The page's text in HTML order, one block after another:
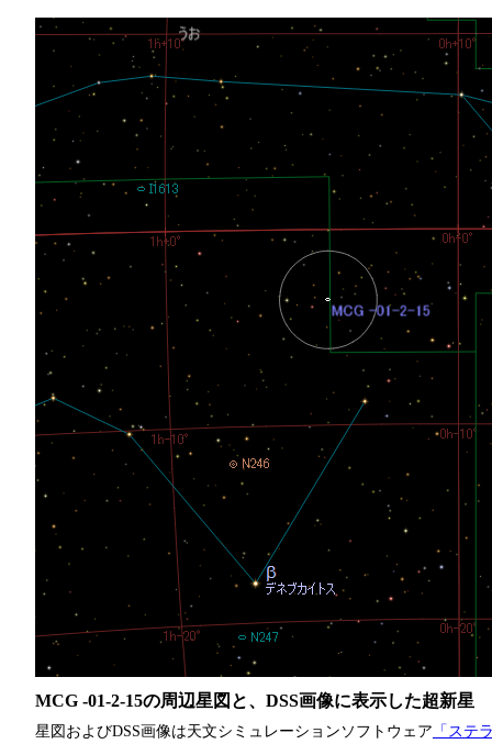
MCG -01-2-15の周辺星図と、DSS画像に表示した超新星
星図およびDSS画像は天文シミュレーションソフトウェア 「ステ